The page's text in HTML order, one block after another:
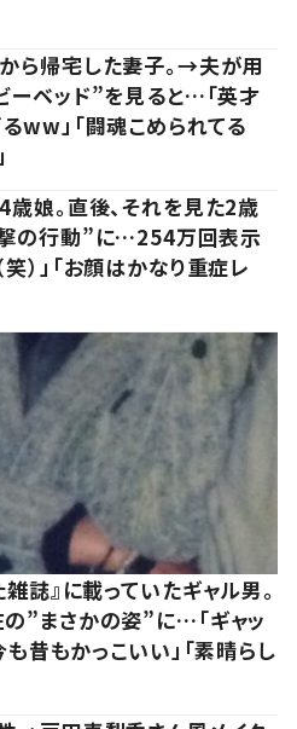
ら帰宅した妻子。→夫が用
ーベッド”を見ると…「英才
ww」「闘魂こめられてる
娘。直後、それを見た2歳
の行動”に…254万回表示
笑）」「お顔はかなり重症レ
誌』に載っていたギャル男。
”まさかの姿”に…「ギャッ
も昔もかっこいい」「素晴らし